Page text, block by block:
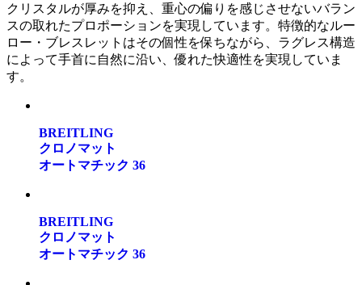
クリスタルが厚みを抑え、重心の偏りを感じさせないバラン
スの取れたプロポーションを実現しています。特徴的なルー
ロー・ブレスレットはその個性を保ちながら、ラグレス構造
によって手首に自然に沿い、優れた快適性を実現していま
す。
BREITLING
クロノマット
オートマチック 36
BREITLING
クロノマット
オートマチック 36